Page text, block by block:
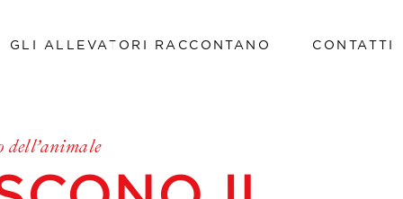
GLI ALLEVATORI RACCONTANO CONTATTI
Lavora con noi
dell’animale